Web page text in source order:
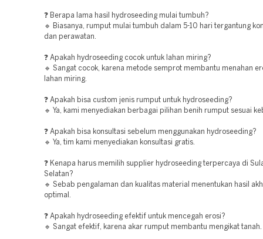
❓ Berapa lama hasil hydroseeding mulai tumbuh?
🔹 Biasanya, rumput mulai tumbuh dalam 5-10 hari tergantung
dan perawatan.
❓ Apakah hydroseeding cocok untuk lahan miring?
🔹 Sangat cocok, karena metode semprot membantu menahan
lahan miring.
❓ Apakah bisa custom jenis rumput untuk hydroseeding?
🔹 Ya, kami menyediakan berbagai pilihan benih rumput sesuai
❓ Apakah bisa konsultasi sebelum menggunakan hydroseeding?
🔹 Ya, tim kami menyediakan konsultasi gratis.
❓ Kenapa harus memilih supplier hydroseeding terpercaya di
Selatan?
🔹 Sebab pengalaman dan kualitas material menentukan hasil
optimal.
❓ Apakah hydroseeding efektif untuk mencegah erosi?
🔹 Sangat efektif, karena akar rumput membantu mengikat tanah.